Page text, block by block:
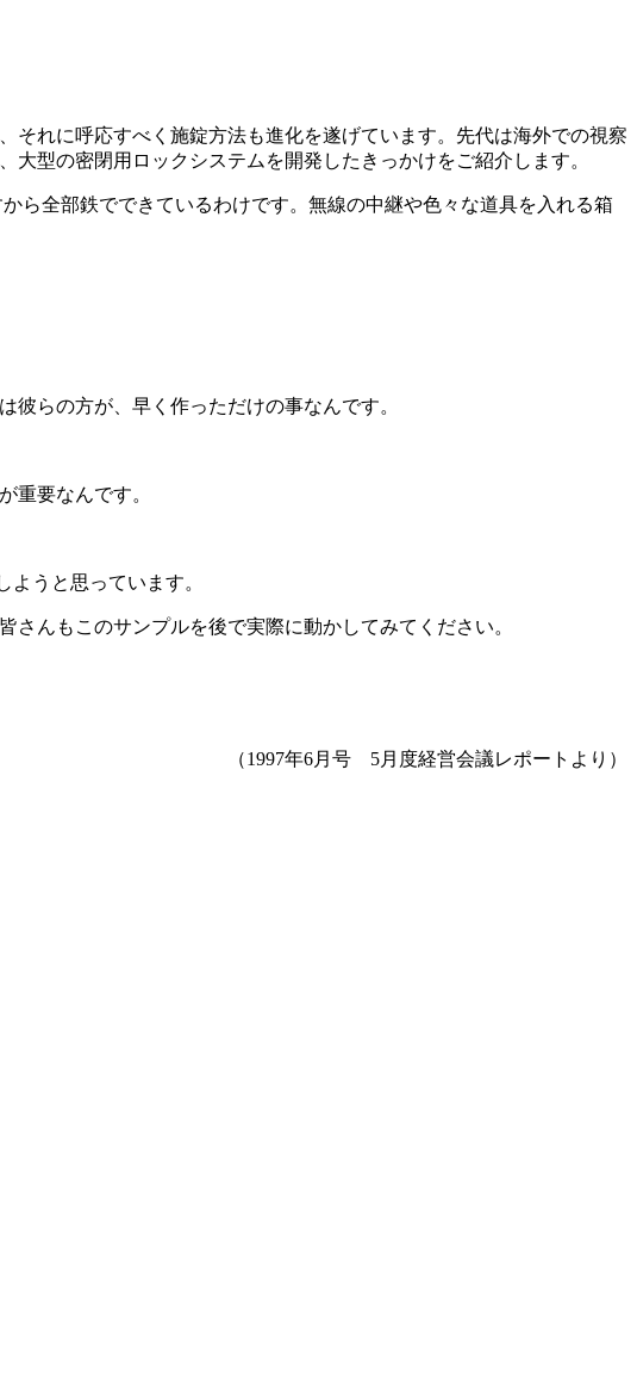
れに呼応すべく施錠方法も進化を遂げています。先代は海外での視察
型の密閉用ロックシステムを開発したきっかけをご紹介します。
ら全部鉄でできているわけです。無線の中継や色々な道具を入れる箱
らの方が、早く作っただけの事なんです。
重要なんです。
うと思っています。
んもこのサンプルを後で実際に動かしてみてください。
（1997年6月号 5月度経営会議レポートより）